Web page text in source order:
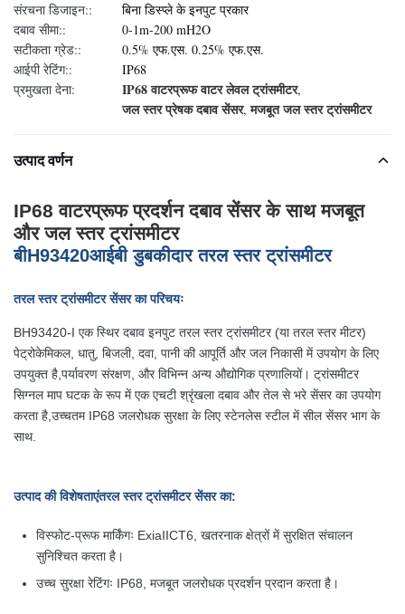
संरचना डिजाइन::
बिना डिस्प्ले के इनपुट प्रकार
दबाव सीमा::
0-1m-200 mH2O
सटीकता ग्रेड::
0.5% एफ.एस. 0.25% एफ.एस.
आईपी रेटिंग::
IP68
प्रमुखता देना:
IP68 वाटरप्रूफ वाटर लेवल ट्रांसमीटर,
जल स्तर प्रेषक दबाव सेंसर,मजबूत जल स्तर ट्रांसमीटर
उत्पाद वर्णन
IP68 वाटरप्रूफ प्रदर्शन दबाव सेंसर के साथ मजबूत
और जल स्तर ट्रांसमीटर
बीH93420आईबी डुबकीदार तरल स्तर ट्रांसमीटर
तरल स्तर ट्रांसमीटर सेंसर का परिचयः
BH93420-I एक स्थिर दबाव इनपुट तरल स्तर ट्रांसमीटर (या तरल स्तर मीटर)
पेट्रोकेमिकल, धातु, बिजली, दवा, पानी की आपूर्ति और जल निकासी में उपयोग के लिए
उपयुक्त है,पर्यावरण संरक्षण, और विभिन्न अन्य औद्योगिक प्रणालियों। ट्रांसमीटर
सिग्नल माप घटक के रूप में एक एचटी श्रृंखला दबाव और तेल से भरे सेंसर का उपयोग
करता है,उच्चतम IP68 जलरोधक सुरक्षा के लिए स्टेनलेस स्टील में सील सेंसर भाग के
साथ.
उत्पाद की विशेषताएंतरल स्तर ट्रांसमीटर सेंसर का:
विस्फोट-प्रूफ मार्किंगः ExiaIICT6, खतरनाक क्षेत्रों में सुरक्षित संचालन
सुनिश्चित करता है।
उच्च सुरक्षा रेटिंगः IP68, मजबूत जलरोधक प्रदर्शन प्रदान करता है।